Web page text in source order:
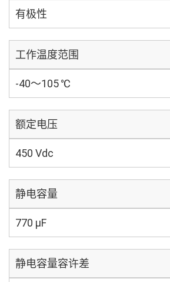
有极性
工作温度范围
-40～105 ℃
额定电压
450 Vdc
静电容量
770 µF
静电容量容许差